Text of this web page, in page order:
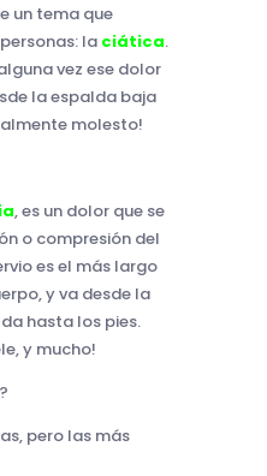
un tema que
la ciática.
vez ese dolor
la espalda baja
molesto!
, es un dolor que se
o compresión del
es el más largo
y va desde la
hasta los pies.
y mucho!
pero las más